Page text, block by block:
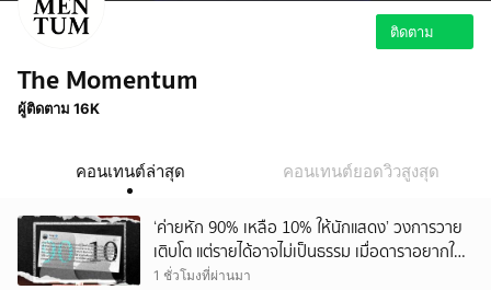
ติดตาม
The Momentum
ผู้ติดตาม 16K
คอนเทนต์ล่าสุด คอนเทนต์ยอดวิวสูงสุด
‘ค่ายหัก 90% เหลือ 10% ให้นักแสดง’ วงการวาย
เติบโต แต่รายได้อาจไม่เป็นธรรม เมื่อดาราอยากให้มี
‘สัญญามาตรฐาน’
1 ชั่วโมงที่ผ่านมา